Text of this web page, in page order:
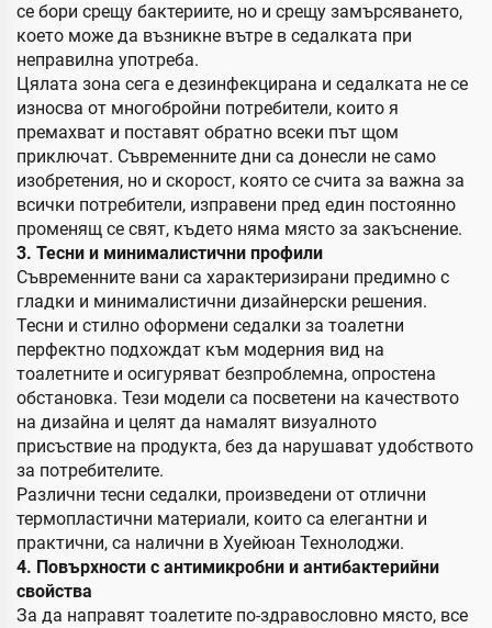
се бори срещу бактериите, но и срещу замърсяването,
което може да възникне вътре в седалката при
неправилна употреба.
Цялата зона сега е дезинфекцирана и седалката не се
износва от многобройни потребители, които я
премахват и поставят обратно всеки път щом
приключат. Съвременните дни са донесли не само
изобретения, но и скорост, която се счита за важна за
всички потребители, изправени пред един постоянно
променящ се свят, където няма място за закъснение.
3. Тесни и минималистични профили
Съвременните вани са характеризирани предимно с
гладки и минималистични дизайнерски решения.
Тесни и стилно оформени седалки за тоалетни
перфектно подхождат към модерния вид на
тоалетните и осигуряват безпроблемна, опростена
обстановка. Тези модели са посветени на качеството
на дизайна и целят да намалят визуалното
присъствие на продукта, без да нарушават удобството
за потребителите.
Различни тесни седалки, произведени от отлични
термопластични материали, които са елегантни и
практични, са налични в Хуейюан Технолоджи.
4. Повърхности с антимикробни и антибактерийни
свойства
За да направят тоалетите по-здравословно място, все